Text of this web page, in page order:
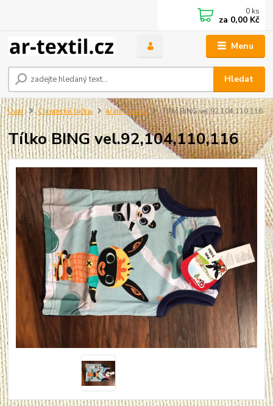
Menu
Hledat
0 ks
za 0,00 Kč
Úvod Chlapecká trička krátký rukáv Tílko BING vel.92,104,110,116
Tílko BING vel.92,104,110,116